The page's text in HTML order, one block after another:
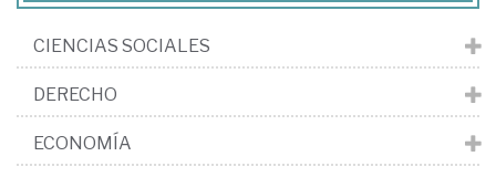
CIENCIAS SOCIALES
DERECHO
ECONOMÍA